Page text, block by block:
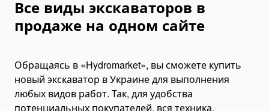
Пневматические прессы
Складское оборудование
Гидравлические штабелеры
Ручные штабелеры
Тележки складские
Все виды экскаваторов в
продаже на одном сайте
Обращаясь в «Hydromarket», вы сможете купить
новый экскаватор в Украине для выполнения
любых видов работ. Так, для удобства
потенциальных покупателей, вся техника,